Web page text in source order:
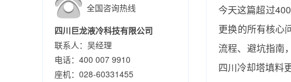
全国咨询热线
四川巨龙液冷科技有限公司
联系人：吴经理
电话：400 007 9910
座机：028-60331455
今天这篇超过
更换‌的所有核心
流程、避坑指南
四川冷却塔填料